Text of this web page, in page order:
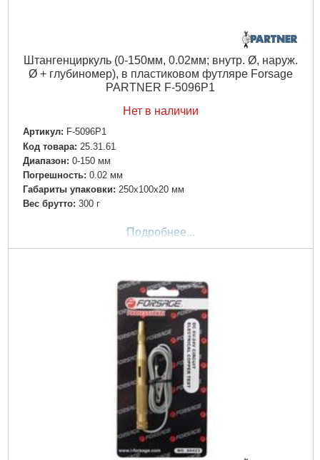
Штангенциркуль (0-150мм, 0.02мм; внутр. Ø, наруж.
Ø + глубиномер), в пластиковом футляре Forsage
PARTNER F-5096P1
Нет в наличии
Артикул: F-5096P1
Код товара: 25.31.61
Диапазон: 0-150 мм
Погрешность: 0.02 мм
Габариты упаковки: 250x100x20 мм
Вес брутто: 300 г
Подробнее...